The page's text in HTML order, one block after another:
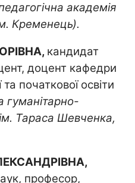
академія
Кременець).
кандидат
доцент кафедри
початкової освіти
гуманітарно-
Тараса Шевченка,
професор,